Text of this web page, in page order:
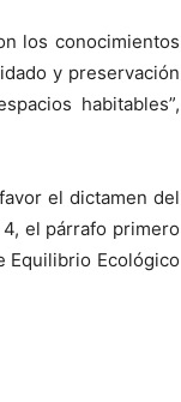
los conocimientos
y preservación
habitables”,
el dictamen del
el párrafo primero
Equilibrio Ecológico